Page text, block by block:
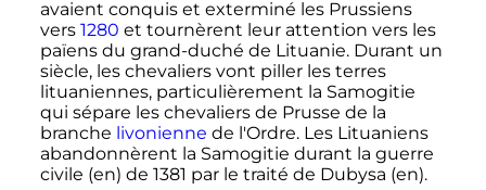
avaient conquis et exterminé les Prussiens
vers 1280 et tournèrent leur attention vers les
païens du grand-duché de Lituanie. Durant un
siècle, les chevaliers vont piller les terres
lituaniennes, particulièrement la Samogitie
qui sépare les chevaliers de Prusse de la
branche livonienne de l'Ordre. Les Lituaniens
abandonnèrent la Samogitie durant la guerre
civile (en) de 1381 par le traité de Dubysa (en).